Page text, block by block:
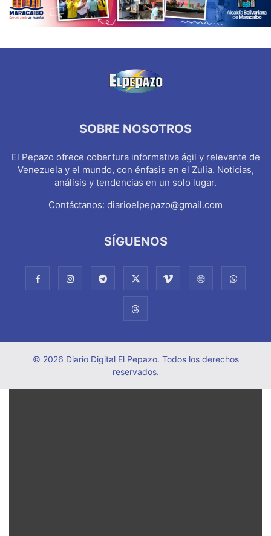
SOBRE NOSOTROS
El Pepazo ofrece cobertura informativa ágil y relevante de
Venezuela y el mundo, con énfasis en el Zulia. Noticias,
análisis y tendencias en un solo lugar.
Contáctanos: diarioelpepazo@gmail.com
SÍGUENOS
© 2026 Diario Digital El Pepazo. Todos los derechos
reservados.